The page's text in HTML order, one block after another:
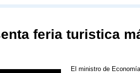
feria turistica
El ministro de